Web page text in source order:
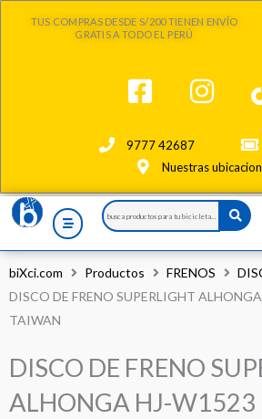
TUS COMPRAS DESDE S/200 TIENEN ENVÍO
GRATIS A TODO EL PERÚ
9777 42687
Nuestras
Search
...
biXci.com Productos FRENOS
DISCO DE FRENO SUPERLIGHT
TAIWAN
DISCO DE FRENO
ALHONGA HJ-